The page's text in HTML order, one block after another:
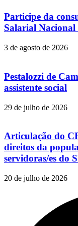
Participe da
Salarial Nacional
3 de agosto de 2026
Pestalozzi de
assistente social
29 de julho de 2026
Articulação do
direitos da
servidoras/es do
20 de julho de 2026